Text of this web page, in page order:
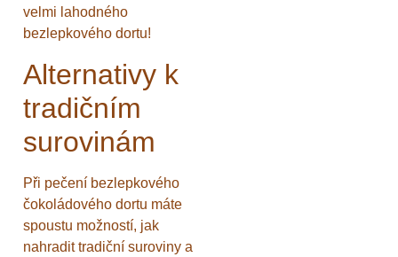
velmi lahodného
bezlepkového dortu!
Alternativy k
tradičním
surovinám
Při pečení bezlepkového
čokoládového dortu máte
spoustu možností, jak
nahradit tradiční suroviny a